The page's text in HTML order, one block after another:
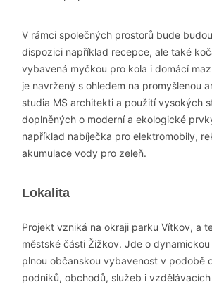
V rámci společných prostorů bude
dispozici například recepce, ale také
vybavená myčkou pro kola i domácí
je navržený s ohledem na promyšlenou
studia MS architekti a použití vysokých
doplněných o moderní a ekologické
například nabíječka pro elektromobily,
akumulace vody pro zeleň.
Lokalita
Projekt vzniká na okraji parku Vítkov, a
městské části Žižkov. Jde o
plnou občanskou vybavenost v podobě
podniků, obchodů, služeb i